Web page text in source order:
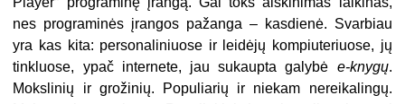
nes programinės įrangos pažanga – kasdienė. Svarbiau
yra kas kita: personaliniuose ir leidėjų kompiuteriuose, jų
tinkluose, ypač internete, jau sukaupta galybė e-knygų.
Mokslinių ir grožinių. Populiarių ir niekam nereikalingų.